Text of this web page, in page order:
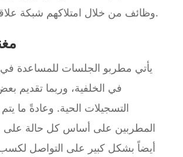
وظائف من خلال امتلاكهم شبكة علاقات عمل قوية.
يأتي مطربو الجلسات للمساعدة في
في الخلفية، وربما تقديم
التسجيلات الحية. وعادةً ما
المطربين على أساس كل حالة على
أيضاً بشكل كبير على التواصل